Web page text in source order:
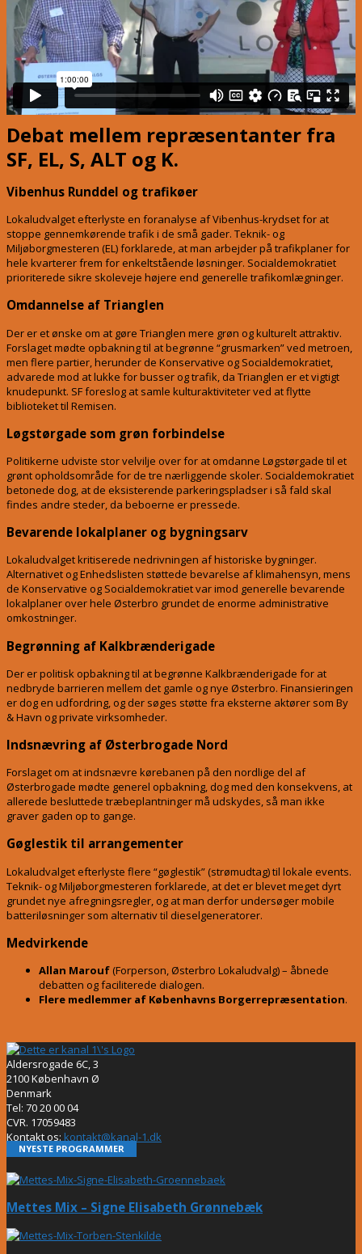
Debat mellem repræsentanter fra
SF, EL, S, ALT og K.
Vibenhus Runddel og trafikøer
Lokaludvalget efterlyste en foranalyse af Vibenhus-krydset for at
stoppe gennemkørende trafik i de små gader. Teknik- og
Miljøborgmesteren (EL) forklarede, at man arbejder på trafikplaner for
hele kvarterer frem for enkeltstående løsninger. Socialdemokratiet
prioriterede sikre skoleveje højere end generelle trafikomlægninger.
Omdannelse af Trianglen
Der er et ønske om at gøre Trianglen mere grøn og kulturelt attraktiv.
Forslaget mødte opbakning til at begrønne “grusmarken” ved metroen,
men flere partier, herunder de Konservative og Socialdemokratiet,
advarede mod at lukke for busser og trafik, da Trianglen er et vigtigt
knudepunkt. SF foreslog at samle kulturaktiviteter ved at flytte
biblioteket til Remisen.
Løgstørgade som grøn forbindelse
Politikerne udviste stor velvilje over for at omdanne Løgstørgade til et
grønt opholdsområde for de tre nærliggende skoler. Socialdemokratiet
betonede dog, at de eksisterende parkeringspladser i så fald skal
findes andre steder, da beboerne er pressede.
Bevarende lokalplaner og bygningsarv
Lokaludvalget kritiserede nedrivningen af historiske bygninger.
Alternativet og Enhedslisten støttede bevarelse af klimahensyn, mens
de Konservative og Socialdemokratiet var imod generelle bevarende
lokalplaner over hele Østerbro grundet de enorme administrative
omkostninger.
Begrønning af Kalkbrænderigade
Der er politisk opbakning til at begrønne Kalkbrænderigade for at
nedbryde barrieren mellem det gamle og nye Østerbro. Finansieringen
er dog en udfordring, og der søges støtte fra eksterne aktører som By
& Havn og private virksomheder.
Indsnævring af Østerbrogade Nord
Forslaget om at indsnævre kørebanen på den nordlige del af
Østerbrogade mødte generel opbakning, dog med den konsekvens, at
allerede besluttede træbeplantninger må udskydes, så man ikke
graver gaden op to gange.
Gøglestik til arrangementer
Lokaludvalget efterlyste flere “gøglestik” (strømudtag) til lokale events.
Teknik- og Miljøborgmesteren forklarede, at det er blevet meget dyrt
grundet nye afregningsregler, og at man derfor undersøger mobile
batteriløsninger som alternativ til dieselgeneratorer.
Medvirkende
Allan Marouf(Forperson, Østerbro Lokaludvalg) – åbnede
debatten og faciliterede dialogen.
Flere medlemmer af Københavns Borgerrepræsentation.
Aldersrogade 6C, 3
2100 København Ø
Denmark
Tel: 70 20 00 04
CVR. 17059483
Kontakt os: kontakt@kanal-1.dk
NYESTE PROGRAMMER
Mettes Mix – Signe Elisabeth Grønnebæk